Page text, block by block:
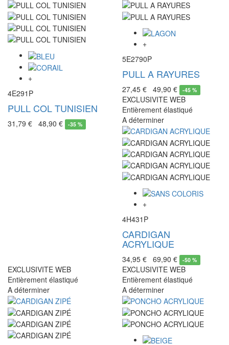
+
4E291P
PULL COL TUNISIEN
31,79 € 48,90 € -35 %
+
5E2790P
PULL A RAYURES
27,45 € 49,90 € -45 %
EXCLUSIVITE WEB
Entièrement élastiqué
A déterminer
+
4H431P
CARDIGAN
ACRYLIQUE
34,95 € 69,90 € -50 %
EXCLUSIVITE WEB
Entièrement élastiqué
A déterminer
EXCLUSIVITE WEB
Entièrement élastiqué
A déterminer